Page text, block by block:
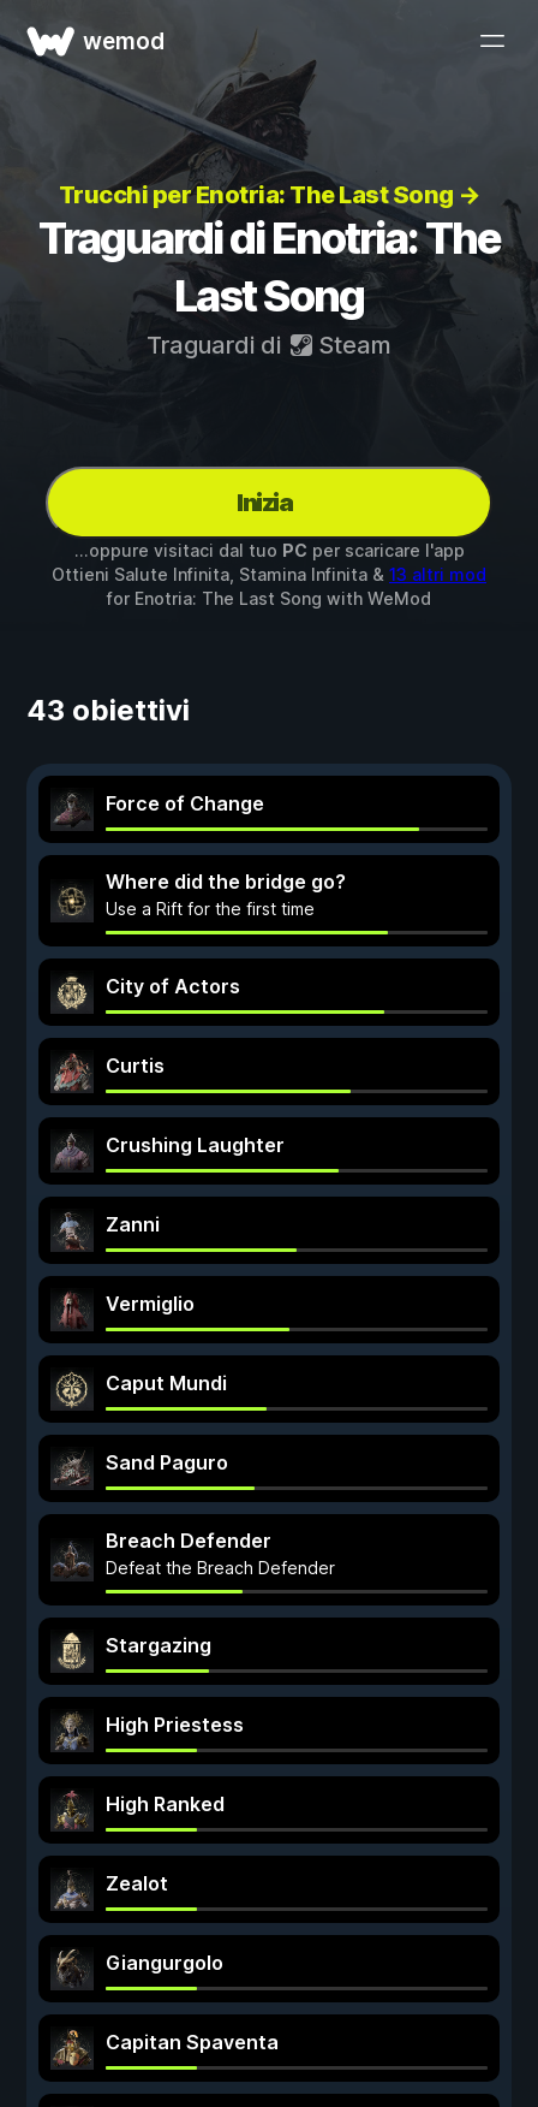
wemod
Trucchi per Enotria: The Last Song →
Traguardi di Enotria: The
Last Song
Traguardi di Steam
Inizia
...oppure visitaci dal tuo PC per scaricare l'app
Ottieni Salute Infinita, Stamina Infinita & 13 altri mod
for Enotria: The Last Song with WeMod
43 obiettivi
Force of Change
Where did the bridge go?
Use a Rift for the first time
City of Actors
Curtis
Crushing Laughter
Zanni
Vermiglio
Caput Mundi
Sand Paguro
Breach Defender
Defeat the Breach Defender
Stargazing
High Priestess
High Ranked
Zealot
Giangurgolo
Capitan Spaventa